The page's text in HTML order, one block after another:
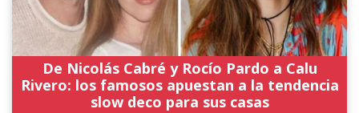
De Nicolás Cabré y Rocío Pardo a Calu
Rivero: los famosos apuestan a la tendencia
slow deco para sus casas